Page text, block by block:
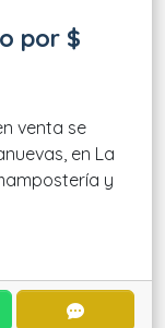
por $
venta se
en La
y
POR